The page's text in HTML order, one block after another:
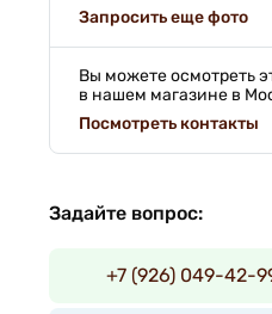
Запросить еще фото
Вы можете осмотреть
в нашем магазине в
Посмотреть контакты
Задайте вопрос:
+7 (926) 049-42-